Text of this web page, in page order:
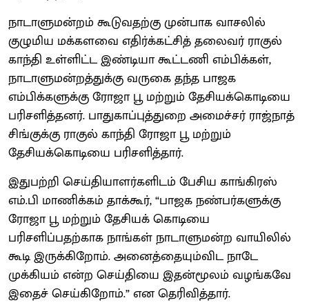
நாடாளுமன்றம் கூடுவதற்கு முன்பாக வாசலில்
குழுமிய மக்களவை எதிர்க்கட்சித் தலைவர் ராகுல்
காந்தி உள்ளிட்ட இண்டியா கூட்டணி எம்பிக்கள்,
நாடாளுமன்றத்துக்கு வருகை தந்த பாஜக
எம்பிக்களுக்கு ரோஜா பூ மற்றும் தேசியக்கொடியை
பரிசளித்தனர். பாதுகாப்புத்துறை அமைச்சர் ராஜ்நாத்
சிங்குக்கு ராகுல் காந்தி ரோஜா பூ மற்றும்
தேசியக்கொடியை பரிசளித்தார்.
இதுபற்றி செய்தியாளர்களிடம் பேசிய காங்கிரஸ்
எம்.பி மாணிக்கம் தாக்கூர், “பாஜக நண்பர்களுக்கு
ரோஜா பூ மற்றும் தேசியக் கொடியை
பரிசளிப்பதற்காக நாங்கள் நாடாளுமன்ற வாயிலில்
கூடி இருக்கிறோம். அனைத்தையும்விட நாடே
முக்கியம் என்ற செய்தியை இதன்மூலம் வழங்கவே
இதைச் செய்கிறோம்.” என தெரிவித்தார்.